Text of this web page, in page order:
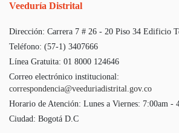
Veeduría Distrital
Dirección: Carrera 7 # 26 - 20 Piso 34 Edificio
Teléfono: (57-1) 3407666
Línea Gratuita: 01 8000 124646
Correo electrónico institucional:
correspondencia@veeduriadistrital.gov.co
Horario de Atención: Lunes a Viernes: 7:00am -
Ciudad: Bogotá D.C